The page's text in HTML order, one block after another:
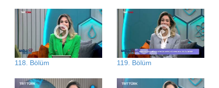
118. Bölüm 119. Bölüm